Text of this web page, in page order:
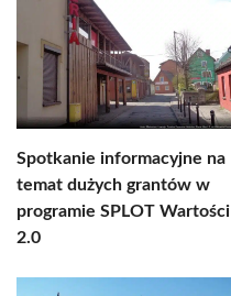
Spotkanie informacyjne na
temat dużych grantów w
programie SPLOT Wartości
2.0